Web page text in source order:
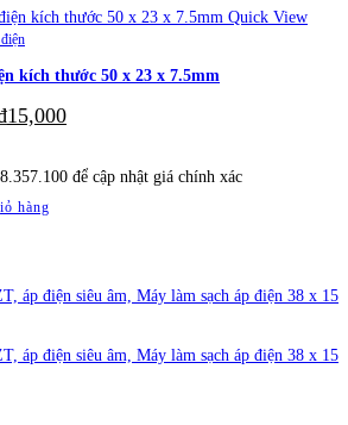
Quick View
kích thước 50 x 23 x 7.5mm
15,000Giá
hiện
là:
để cập nhật giá chính xác
hàng